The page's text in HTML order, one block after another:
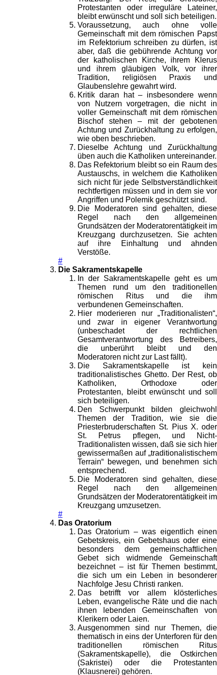
Protestanten oder irreguläre Lateiner,
bleibt erwünscht und soll sich beteiligen.
Voraussetzung, auch ohne volle
Gemeinschaft mit dem römischen Papst
im Refektorium schreiben zu dürfen, ist
aber, daß die gebührende Achtung vor
der katholischen Kirche, ihrem Klerus
und ihrem gläubigen Volk, vor ihrer
Tradition, religiösen Praxis und
Glaubenslehre gewahrt wird.
Kritik daran hat – insbesondere wenn
von Nutzern vorgetragen, die nicht in
voller Gemeinschaft mit dem römischen
Bischof stehen – mit der gebotenen
Achtung und Zurückhaltung zu erfolgen,
wie oben beschrieben.
Dieselbe Achtung und Zurückhaltung
üben auch die Katholiken untereinander.
Das Refektorium bleibt so ein Raum des
Austauschs, in welchem die Katholiken
sich nicht für jede Selbstverständlichkeit
rechtfertigen müssen und in dem sie vor
Angriffen und Polemik geschützt sind.
Die Moderatoren sind gehalten, diese
Regel nach den allgemeinen
Grundsätzen der Moderatorentätigkeit im
Kreuzgang durchzusetzen. Sie achten
auf ihre Einhaltung und ahnden
Verstöße.
#
Die Sakramentskapelle
In der Sakramentskapelle geht es um
Themen rund um den traditionellen
römischen Ritus und die ihm
verbundenen Gemeinschaften.
Hier moderieren nur „Traditionalisten“,
und zwar in eigener Verantwortung
(unbeschadet der rechtlichen
Gesamtverantwortung des Betreibers,
die unberührt bleibt und den
Moderatoren nicht zur Last fällt).
Die Sakramentskapelle ist kein
traditionalistisches Ghetto. Der Rest, ob
Katholiken, Orthodoxe oder
Protestanten, bleibt erwünscht und soll
sich beteiligen.
Den Schwerpunkt bilden gleichwohl
Themen der Tradition, wie sie die
Priesterbruderschaften St. Pius X. oder
St. Petrus pflegen, und Nicht-
Traditionalisten wissen, daß sie sich hier
gewissermaßen auf „traditionalistischem
Terrain“ bewegen, und benehmen sich
entsprechend.
Die Moderatoren sind gehalten, diese
Regel nach den allgemeinen
Grundsätzen der Moderatorentätigkeit im
Kreuzgang umzusetzen.
#
Das Oratorium
Das Oratorium – was eigentlich einen
Gebetskreis, ein Gebetshaus oder eine
besonders dem gemeinschaftlichen
Gebet sich widmende Gemeinschaft
bezeichnet – ist für Themen bestimmt,
die sich um ein Leben in besonderer
Nachfolge Jesu Christi ranken.
Das betrifft vor allem klösterliches
Leben, evangelische Räte und die nach
ihnen lebenden Gemeinschaften von
Klerikern oder Laien.
Ausgenommen sind nur Themen, die
thematisch in eins der Unterforen für den
traditionellen römischen Ritus
(Sakramentskapelle), die Ostkirchen
(Sakristei) oder die Protestanten
(Klausnerei) gehören.